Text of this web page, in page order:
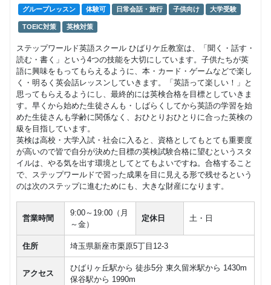
プライベ
ートレッ
スン
マンツーマン TOEIC 英検
28,000
グループレッスン 体験可 日常会話・旅行 子供向け 大学受験
TOEIC対策 英検対策
ステップワールド英語スクール ひばりケ丘教室は、「聞く・話す・
読む・書く」という4つの技能を大切にしています。子供たちが英
語に興味をもってもらえるように、本・カード・ゲームなどで楽し
く・明るく英会話レッスンしていきます。「英語って楽しい！」と
思ってもらえるようにし、最終的には英検合格を目標としていきま
す。早くから始めた生徒さんも・しばらくしてから英語の学習を始
めた生徒さんも学齢に関係なく、おひとりおひとりに合った英検の
級を目指しています。
英検は高校・大学入試・社会に入ると、資格としてもとても重要度
が高いので皆で自分が決めた目標の英検試験合格に望むというスタ
イルは、やる気を出す環境としてとてもよいですね。合格すること
で、ステップワールドで習った成果を目に見える形で残せるという
のは次のステップに進むためにも、大きな財産になります。
営業時間
9:00～19:00（月
～金）
定休日 土・日
住所 埼玉県新座市栗原5丁目12-3
アクセス
ひばりヶ丘駅から 徒歩5分 東久留米駅から 1430m
保谷駅から 1990m